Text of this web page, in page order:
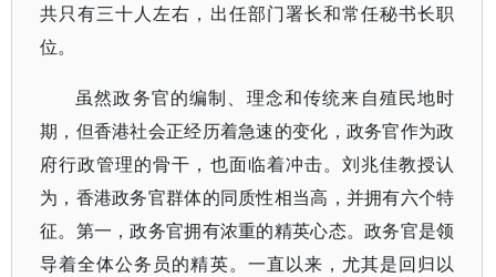
共只有三十人左右，出任部门署长和常任秘书长职
位。
虽然政务官的编制、理念和传统来自殖民地时
期，但香港社会正经历着急速的变化，政务官作为政
府行政管理的骨干，也面临着冲击。刘兆佳教授认
为，香港政务官群体的同质性相当高，并拥有六个特
征。第一，政务官拥有浓重的精英心态。政务官是领
导着全体公务员的精英。一直以来，尤其是回归以